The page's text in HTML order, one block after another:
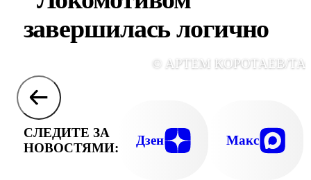
завершилась логично
© АРТЕМ КОРОТАЕВ/
СЛЕДИТЕ ЗА
НОВОСТЯМИ:
Дзен Макс